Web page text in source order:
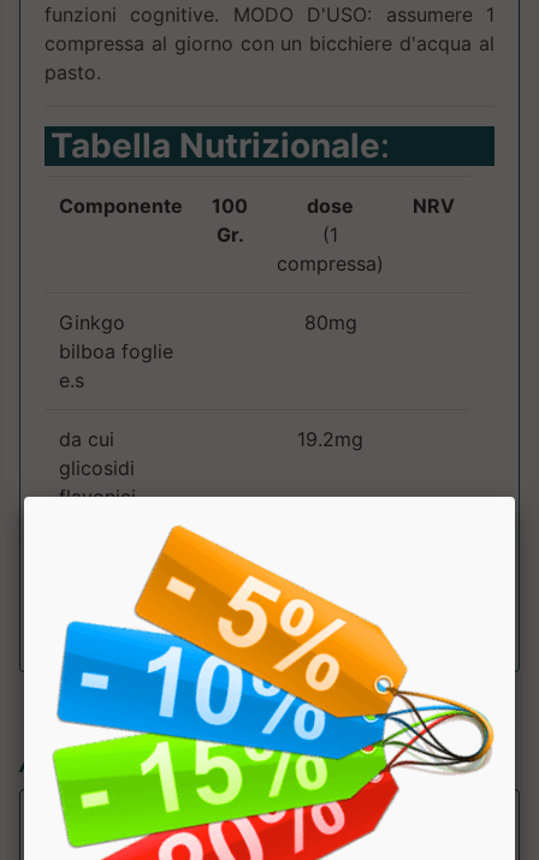
funzioni cognitive. MODO D'USO: assumere 1
compressa al giorno con un bicchiere d'acqua al
pasto.
Tabella Nutrizionale:
Componente
100
Gr.
dose
(1
compressa)
NRV
Ginkgo
bilboa foglie
e.s
80mg
da cui
glicosidi
flavonici
19.2mg
da cui lattoni
Articoli simili: